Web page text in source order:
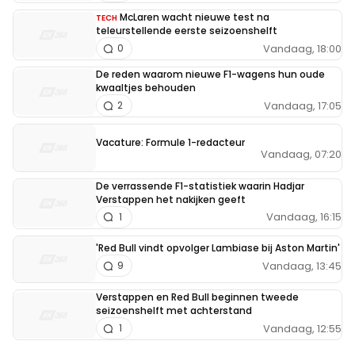
TECH McLaren wacht nieuwe test na
teleurstellende eerste seizoenshelft
Vandaag, 18:00
0
De reden waarom nieuwe F1-wagens hun oude
kwaaltjes behouden
Vandaag, 17:05
2
Vacature: Formule 1-redacteur
Vandaag, 07:20
De verrassende F1-statistiek waarin Hadjar
Verstappen het nakijken geeft
Vandaag, 16:15
1
'Red Bull vindt opvolger Lambiase bij Aston Martin'
Vandaag, 13:45
9
Verstappen en Red Bull beginnen tweede
seizoenshelft met achterstand
Vandaag, 12:55
1